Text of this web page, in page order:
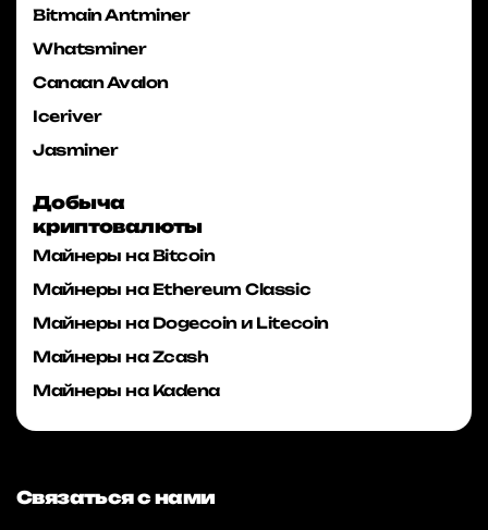
Bitmain Antminer
Whatsminer
Canaan Avalon
Iceriver
Jasminer
Добыча
криптовалюты
Майнеры на Bitcoin
Майнеры на Ethereum Classic
Майнеры на Dogecoin и Litecoin
Майнеры на Zcash
Майнеры на Kadena
Связаться с нами